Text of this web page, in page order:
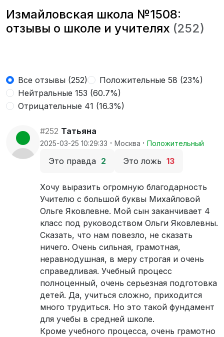
Измайловская школа №1508:
отзывы о школе и учителях (252)
Все отзывы (252)
Положительные 58 (23%)
Нейтральные 153 (60.7%)
Отрицательные 41 (16.3%)
#252 Татьяна
2025-03-25 10:29:33 · Москва · Положительный
Это правда 2 Это ложь 13
Хочу выразить огромную благодарность
Учителю с большой буквы Михайловой
Ольге Яковлевне. Мой сын заканчивает 4
класс под руководством Ольги Яковлевны.
Сказать, что нам повезло, не сказать
ничего. Очень сильная, грамотная,
неравнодушная, в меру строгая и очень
справедливая. Учебный процесс
полноценный, очень серьезная подготовка
детей. Да, учиться сложно, приходится
много трудиться. Но это такой фундамент
для учебы в средней школе.
Кроме учебного процесса, очень грамотно